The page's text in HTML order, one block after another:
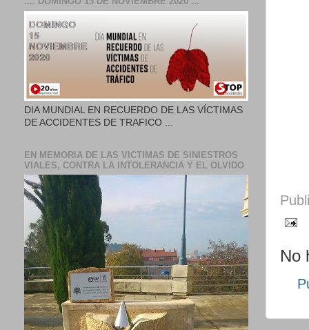
No
DIA MUNDIAL EN RECUERDO DE LAS VÍCTIMAS
DE ACCIDENTES DE TRAFICO ...
EN MEMORIA DE LAS VICTIMAS DE SINIESTROS
VIALES, CONTRA LA INTOLERANCIA Y EL OLVIDO